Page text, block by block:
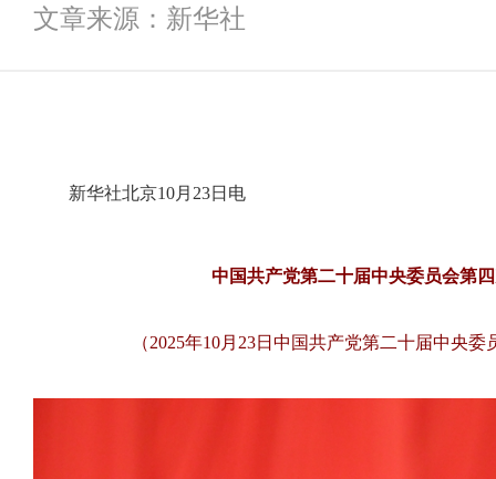
文章来源：新华社
新华社北京10月23日电
中国共产党第二十届中央委员会第
（2025年10月23日中国共产党第二十届中央